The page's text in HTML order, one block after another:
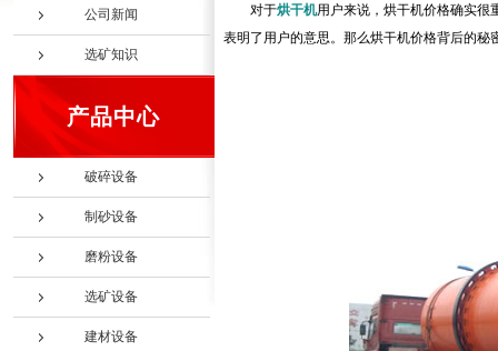
公司新闻
选矿知识
产品中心
破碎设备
制砂设备
磨粉设备
选矿设备
建材设备
对于烘干机用户来说，烘干机价格确实很
表明了用户的意思。那么烘干机价格背后的秘